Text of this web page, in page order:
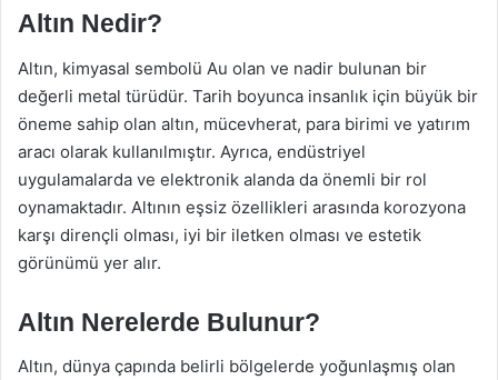
Altın Nedir?
Altın, kimyasal sembolü Au olan ve nadir bulunan bir
değerli metal türüdür. Tarih boyunca insanlık için büyük bir
öneme sahip olan altın, mücevherat, para birimi ve yatırım
aracı olarak kullanılmıştır. Ayrıca, endüstriyel
uygulamalarda ve elektronik alanda da önemli bir rol
oynamaktadır. Altının eşsiz özellikleri arasında korozyona
karşı dirençli olması, iyi bir iletken olması ve estetik
görünümü yer alır.
Altın Nerelerde Bulunur?
Altın, dünya çapında belirli bölgelerde yoğunlaşmış olan